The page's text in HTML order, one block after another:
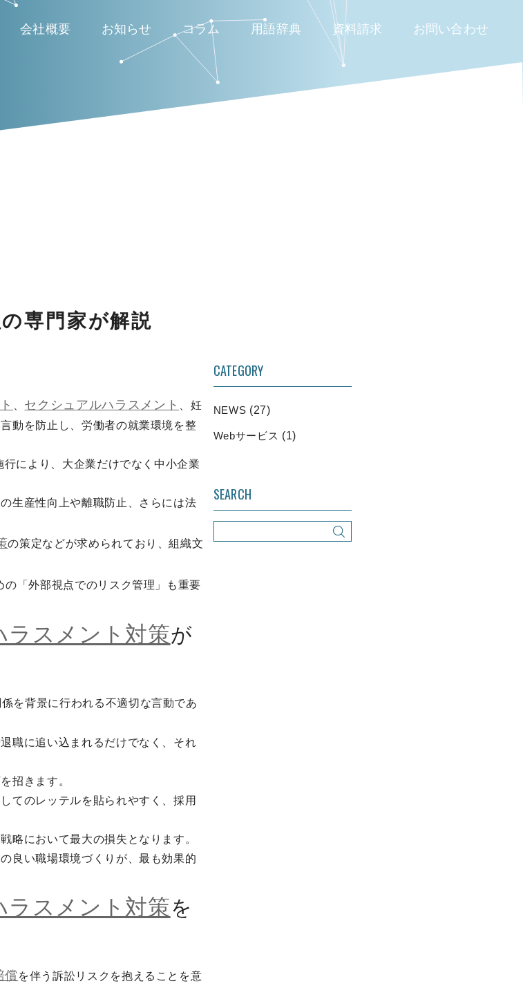
会社概要 お知らせ コラム 用語辞典 資料請求 お問い合わせ
専門家が解説
セクシュアルハラスメント
、妊
動を防止し、労働者の就業環境を整
により、大企業だけでなく中小企業
生産性向上や離職防止、さらには法
の策定などが求められており、組織文
の「外部視点でのリスク管理」も重要
ラスメント対策が
を背景に行われる不適切な言動であ
職に追い込まれるだけでなく、それ
招きます。
てのレッテルを貼られやすく、採用
略において最大の損失となります。
良い職場環境づくりが、最も効果的
ラスメント対策を
償 を伴う訴訟リスクを抱えることを意
CATEGORY
NEWS (27)
Webサービス (1)
SEARCH